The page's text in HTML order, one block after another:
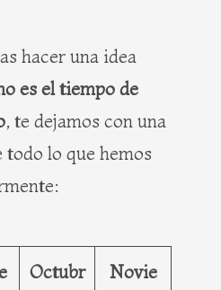
hacer una idea
es el tiempo de
, te dejamos con una
todo lo que hemos
Octubr
Novie